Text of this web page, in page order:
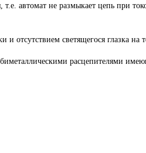
автомат не размыкает цепь при
светящегося глазка на
расцепителями